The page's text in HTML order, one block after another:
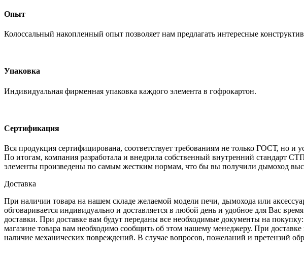
Опыт
Колоссальный накопленный опыт позволяет нам предлагать интересные
Упаковка
Индивидуальная фирменная упаковка каждого элемента в гофрокартон.
Сертификация
Вся продукция сертифицирована, соответствует требованиям не только ГОСТ, но
По итогам, компания разработала и внедрила собственный внутренний стандарт
элементы произведены по самым жестким нормам, что бы вы получили дымоход
Доставка
При наличии товара на нашем складе желаемой модели печи, дымохода или
обговаривается индивидуально и доставляется в любой день и удобное для Вас
доставки. При доставке вам будут переданы все необходимые документы на
магазине товара вам необходимо сообщить об этом нашему менеджеру. При доставке
наличие механических повреждений. В случае вопросов, пожеланий и претензий